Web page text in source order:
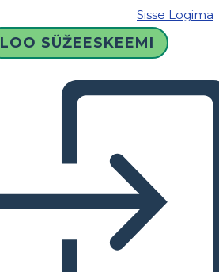
Sisse Logima
LOO SÜŽEESKEEMI